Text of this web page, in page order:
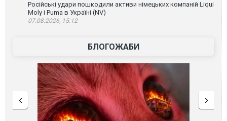
Російські удари пошкодили активи німецьких компаній Liqui
Moly і Puma в Україні (NV)
07.08.2026, 15:12
БЛОГОЖАБИ